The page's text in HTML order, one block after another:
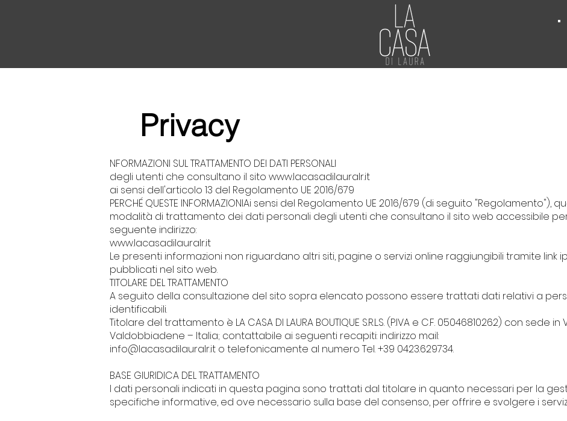
Privacy
NFORMAZIONI SUL TRATTAMENTO DEI DATI PERSONALI
degli utenti che consultano il sito www.lacasadilauralr.it
ai sensi dell'articolo 13 del Regolamento UE 2016/679
PERCHÉ QUESTE INFORMAZIONIAi sensi del Regolamento UE 2016/679 (di seguito
modalità di trattamento dei dati personali degli utenti che consultano il sito web accessibile
seguente indirizzo:
www.lacasadilauralr.it
Le presenti informazioni non riguardano altri siti, pagine o servizi online raggiungibili tramite
pubblicati nel sito web.
TITOLARE DEL TRATTAMENTO
A seguito della consultazione del sito sopra elencato possono essere trattati dati relativi a
identificabili.
Titolare del trattamento è LA CASA DI LAURA BOUTIQUE S.R.L.S. (P.IVA e C.F. 05046810262) con sede in
Valdobbiadene – Italia; contattabile ai seguenti recapiti: indirizzo mail:
info@lacasadilauralr.it o telefonicamente al numero Tel. +39 0423.629734.
BASE GIURIDICA DEL TRATTAMENTO
I dati personali indicati in questa pagina sono trattati dal titolare in quanto necessari per la
specifiche informative, ed ove necessario sulla base del consenso, per offrire e svolgere i